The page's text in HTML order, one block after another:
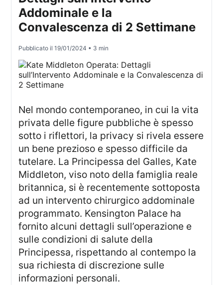
Addominale e la
Convalescenza di 2 Settimane
Pubblicato il19/01/2024 • 3 min
Nel mondo contemporaneo, in cui la vita
privata delle figure pubbliche è spesso
sotto i riflettori, la privacy si rivela essere
un bene prezioso e spesso difficile da
tutelare. La Principessa del Galles, Kate
Middleton, viso noto della famiglia reale
britannica, si è recentemente sottoposta
ad un intervento chirurgico addominale
programmato. Kensington Palace ha
fornito alcuni dettagli sull’operazione e
sulle condizioni di salute della
Principessa, rispettando al contempo la
sua richiesta di discrezione sulle
informazioni personali.